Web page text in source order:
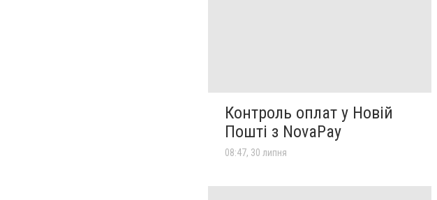
Контроль оплат у Новій
Пошті з NovaPay
08:47, 30 липня